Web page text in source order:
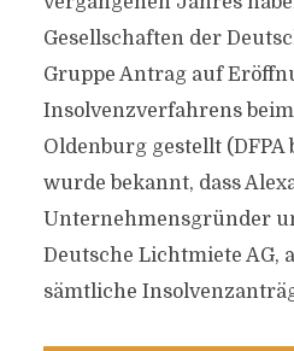
Gesellschaften der
Gruppe Antrag auf
Insolvenzverfahrens
Oldenburg gestellt
wurde bekannt, dass
Unternehmensgründer
Deutsche Lichtmiete AG,
sämtliche